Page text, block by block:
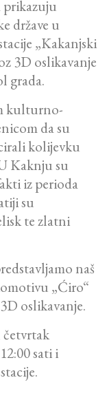
prikazuju
države u
„Kakanjski
3D oslikavanje
grada.
kulturno-
da su
kolijevku
Kaknju su
iz perioda
su
te zlatni
naš
„Ćiro“
oslikavanje.
četvrtak
sati i